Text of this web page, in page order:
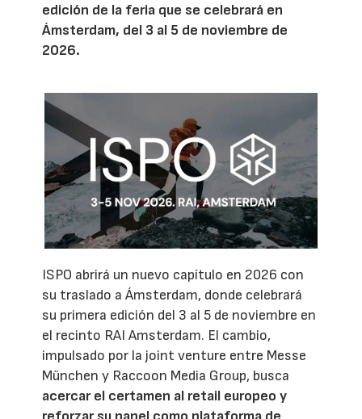
edición de la feria que se celebrará en
Ámsterdam, del 3 al 5 de noviembre de
2026.
ISPO abrirá un nuevo capítulo en 2026 con
su traslado a Ámsterdam, donde celebrará
su primera edición del 3 al 5 de noviembre en
el recinto RAI Amsterdam. El cambio,
impulsado por la joint venture entre Messe
München y Raccoon Media Group, busca
acercar el certamen al retail europeo y